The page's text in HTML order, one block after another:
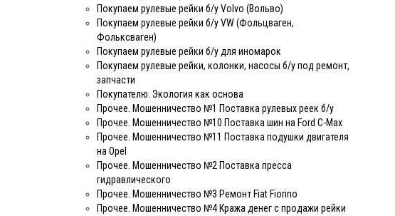
Покупаем рулевые рейки б/у Volvo (Вольво)
Покупаем рулевые рейки б/у VW (Фольцваген,
Фольксваген)
Покупаем рулевые рейки б/у для иномарок
Покупаем рулевые рейки, колонки, насосы б/у под ремонт,
запчасти
Покупателю. Экология как основа
Прочее. Мошенничество №1 Поставка рулевых реек б/у
Прочее. Мошенничество №10 Поставка шин на Ford C-Max
Прочее. Мошенничество №11 Поставка подушки двигателя
на Opel
Прочее. Мошенничество №2 Поставка пресса
гидравлического
Прочее. Мошенничество №3 Ремонт Fiat Fiorino
Прочее. Мошенничество №4 Кража денег с продажи рейки